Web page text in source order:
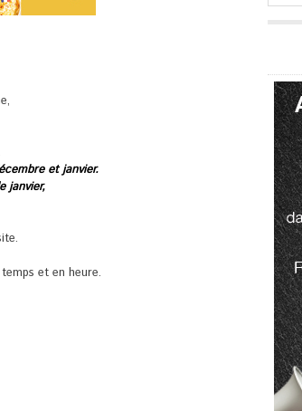
et janvier.
janvier,
et en heure.